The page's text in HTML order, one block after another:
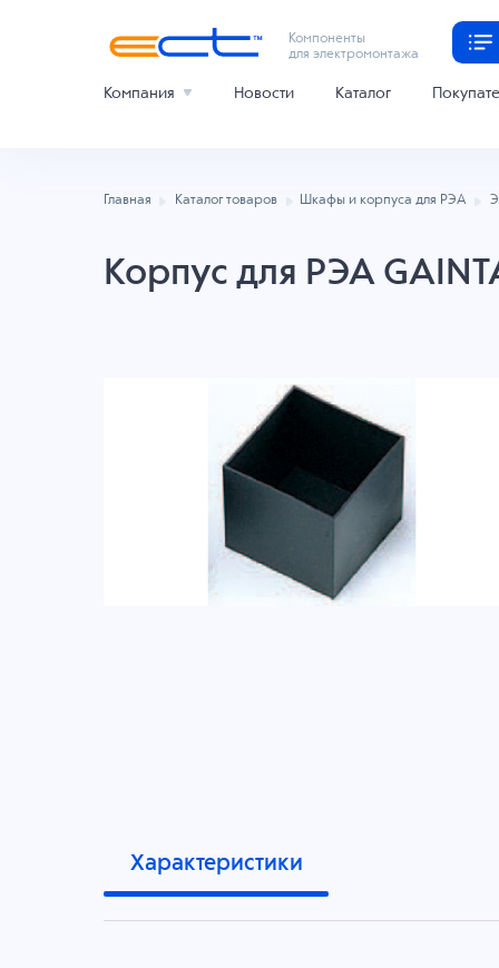
Компоненты
для электромонтажа
Компания Новости Каталог
Главная Каталог товаров Шкафы и корпуса для РЭА
Корпус для РЭА
Характеристики